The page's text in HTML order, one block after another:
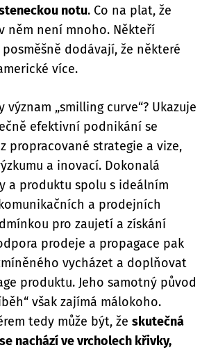
notu. Co na plat, že
něm není mnoho. Někteří
dodávají, že některé
více.
význam „smilling curve“? Ukazuje
efektivní podnikání se
propracované strategie a vize,
a inovací. Dokonalá
a produktu spolu s ideálním
a prodejních
pro zaujetí a získání
prodeje a propagace pak
vycházet a doplňovat
produktu. Jeho samotný původ
však zajímá málokoho.
tedy může být, že skutečná
nachází ve vrcholech křivky,